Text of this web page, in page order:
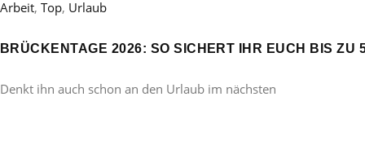
Arbeit, Top, Urlaub
BRÜCKENTAGE 2026: SO SICHERT IHR EUCH BIS ZU
Denkt ihn auch schon an den Urlaub im nächsten